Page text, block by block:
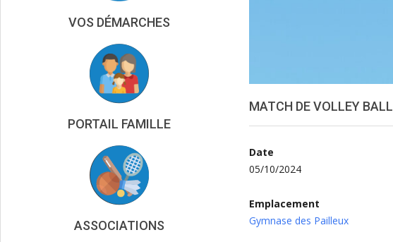
MATCH DE VOLLEY BALL
Date
05/10/2024
Emplacement
Gymnase des Pailleux
VOS DÉMARCHES
PORTAIL FAMILLE
ASSOCIATIONS